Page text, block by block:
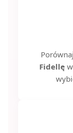
Porównaj
Fidellęw